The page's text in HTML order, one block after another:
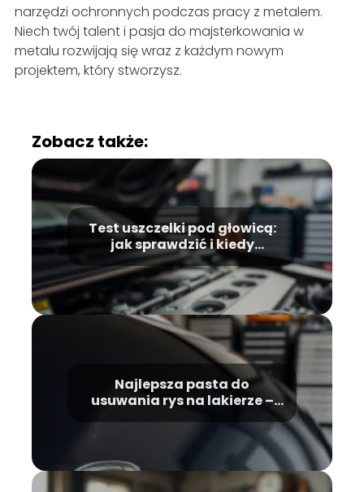
narzędzi ochronnych podczas pracy z metalem.
Niech twój talent i pasja do majsterkowania w
metalu rozwijają się wraz z każdym nowym
projektem, który stworzysz.
Zobacz także:
Test uszczelki pod głowicą:
jak sprawdzić i kiedy
wykonać?
Najlepsza pasta do
usuwania rys na lakierze –